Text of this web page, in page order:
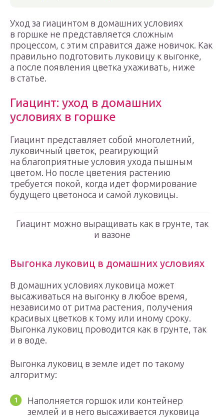
Уход за гиацинтом в домашних условиях
в горшке не представляется сложным
процессом, с этим справится даже новичок. Как
правильно подготовить луковицу к выгонке,
а после появления цветка ухаживать, ниже
в статье.
Гиацинт: уход в домашних
условиях в горшке
Гиацинт представляет собой многолетний,
луковичный цветок, реагирующий
на благоприятные условия ухода пышным
цветом. Но после цветения растению
требуется покой, когда идет формирование
будущего цветоноса и самой луковицы.
Гиацинт можно выращивать как в грунте, так
и вазоне
Выгонка луковиц в домашних условиях
В домашних условиях луковица может
высаживаться на выгонку в любое время,
независимо от ритма растения, получения
красивых цветков к тому или иному сроку.
Выгонка луковиц проводится как в грунте, так
и в воде.
Выгонка луковиц в земле идет по такому
алгоритму:
Наполняется горшок или контейнер
землей и в него высаживается луковица